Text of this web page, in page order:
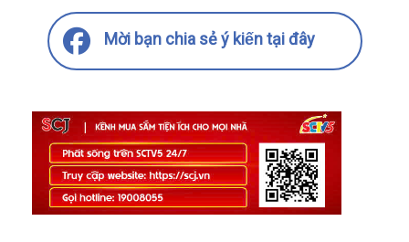
Mời bạn chia sẻ ý kiến tại đây